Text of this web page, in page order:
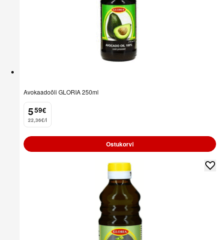
Avokaadoõli GLORIA 250ml
5
. 59€
22,36€/l
Ostukorvi